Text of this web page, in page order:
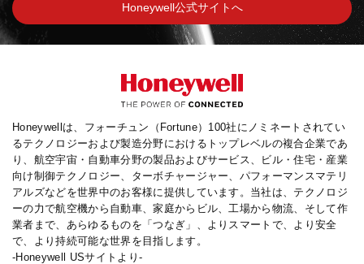
Honeywell公式サイトへ
Honeywellは、フォーチュン（Fortune）100社にノミネートされてい
るテクノロジーおよび製造分野におけるトップレベルの複合企業であ
り、航空宇宙・自動車分野の製品およびサービス、ビル・住宅・産業
向け制御テクノロジー、ターボチャージャー、パフォーマンスマテリ
アルズなどを世界中のお客様に提供しています。当社は、テクノロジ
ーの力で航空機から自動車、家庭からビル、工場から物流、そして作
業者まで、あらゆるものを「つなぎ」、よりスマートで、より安全
で、より持続可能な世界を目指します。
-Honeywell USサイトより-